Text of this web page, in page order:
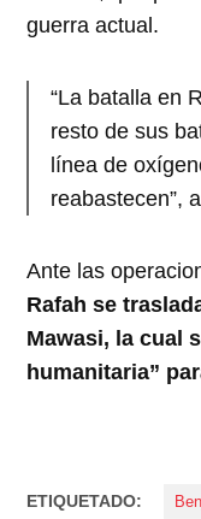
guerra actual.
“La batalla en
resto de sus
línea de
reabastecen”,
Ante las
Rafah se
Mawasi, la cual
humanitaria”
ETIQUETADO: